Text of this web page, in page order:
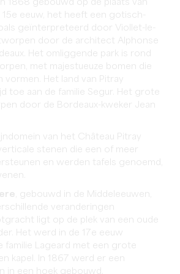
1868 gebouwd op de plaats van
15e eeuw, het heeft een gotisch-
geïnterpreteerd door Viollet-le-
door de architect Alphonse
Het omliggende park is rond
met majestueuze bomen die
Het land van Pitray
toe aan de familie Segur. Het grote
door de Bordeaux-kweker Jean
van het Château Pitray
stenen die een of meer
en werden tafels genoemd,
, gebouwd in de Middeleeuwen,
veranderingen
ligt op de plek van een oude
Het werd in de 17e eeuw
familie Lageard met een grote
kapel. In 1867 werd er een
een hoek gebouwd.